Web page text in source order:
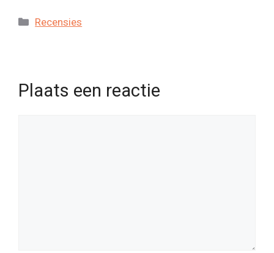
Categorieën
Recensies
Plaats een reactie